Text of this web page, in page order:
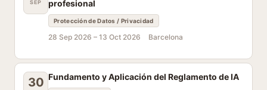
SEP
profesional
Protección de Datos / Privacidad
28 Sep 2026 – 13 Oct 2026 Barcelona
30 Fundamento y Aplicación del Reglamento de IA